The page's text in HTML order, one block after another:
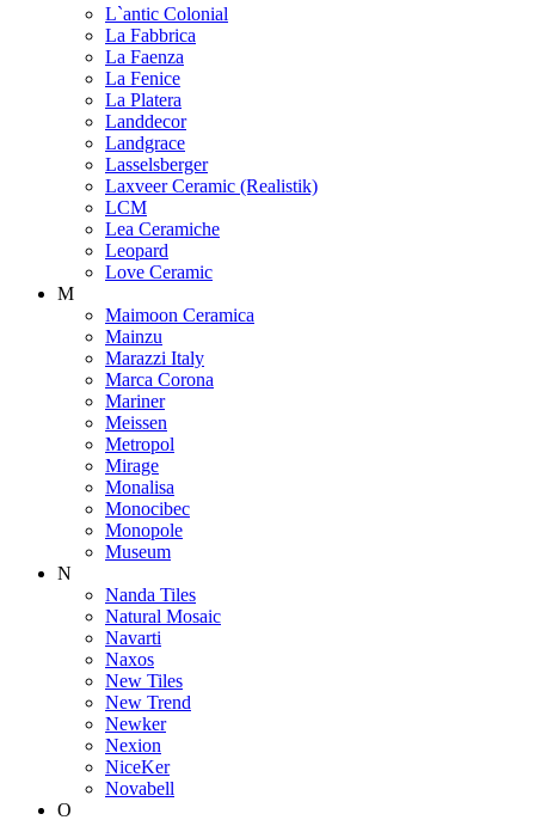
L`antic Colonial
La Fabbrica
La Faenza
La Fenice
La Platera
Landdecor
Landgrace
Lasselsberger
Laxveer Ceramic (Realistik)
LCM
Lea Ceramiche
Leopard
Love Ceramic
M
Maimoon Ceramica
Mainzu
Marazzi Italy
Marca Corona
Mariner
Meissen
Metropol
Mirage
Monalisa
Monocibec
Monopole
Museum
N
Nanda Tiles
Natural Mosaic
Navarti
Naxos
New Tiles
New Trend
Newker
Nexion
NiceKer
Novabell
O